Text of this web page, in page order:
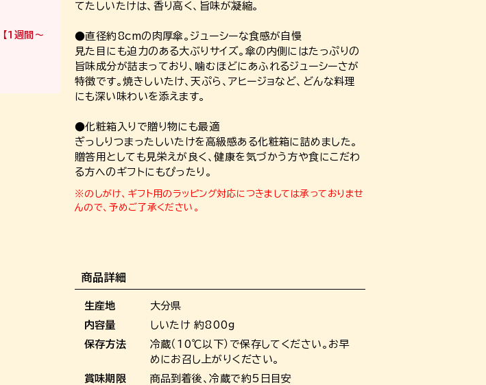
【1週間～
てたしいたけは、香り高く、旨味が凝縮。
●直径約8cmの肉厚傘。ジューシーな食感が自慢
見た目にも迫力のある大ぶりサイズ。傘の内側にはたっぷりの
旨味成分が詰まっており、噛むほどにあふれるジューシーさが
特徴です。焼きしいたけ、天ぷら、アヒージョなど、どんな料理
にも深い味わいを添えます。
●化粧箱入りで贈り物にも最適
ぎっしりつまったしいたけを高級感ある化粧箱に詰めました。
贈答用としても見栄えが良く、健康を気づかう方や食にこだわ
る方へのギフトにもぴったり。
※のしがけ、ギフト用のラッピング対応につきましては承っておりませ
んので、予めご了承ください。
商品詳細
生産地
大分県
内容量
しいたけ 約800g
保存方法
冷蔵（10℃以下）で保存してください。お早
めにお召し上がりください。
賞味期限
商品到着後、冷蔵で約5日目安